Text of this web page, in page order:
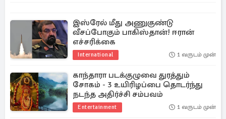
இஸ்ரேல் மீது அணுகுண்டு
வீசப்போகும் பாகிஸ்தான்! ஈரான்
எச்சரிக்கை
International 1 வருடம் முன்
காந்தாரா படக்குழுவை துரத்தும்
சோகம் - 3 உயிரிழப்பை தொடர்ந்து
நடந்த அதிர்ச்சி சம்பவம்
Entertainment 1 வருடம் முன்